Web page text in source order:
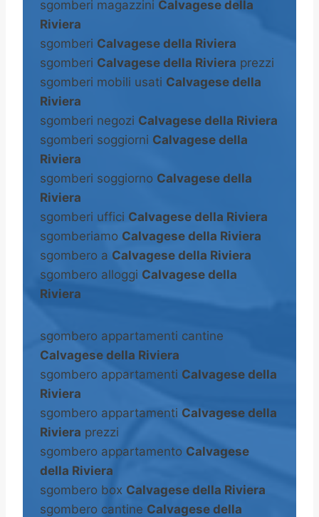
sgomberi magazzini Calvagese della
Riviera
sgomberi Calvagese della Riviera
sgomberi Calvagese della Riviera prezzi
sgomberi mobili usati Calvagese della
Riviera
sgomberi negozi Calvagese della Riviera
sgomberi soggiorni Calvagese della
Riviera
sgomberi soggiorno Calvagese della
Riviera
sgomberi uffici Calvagese della Riviera
sgomberiamo Calvagese della Riviera
sgombero a Calvagese della Riviera
sgombero alloggi Calvagese della
Riviera
sgombero appartamenti cantine
Calvagese della Riviera
sgombero appartamenti Calvagese della
Riviera
sgombero appartamenti Calvagese della
Riviera prezzi
sgombero appartamento Calvagese
della Riviera
sgombero box Calvagese della Riviera
sgombero cantine Calvagese della